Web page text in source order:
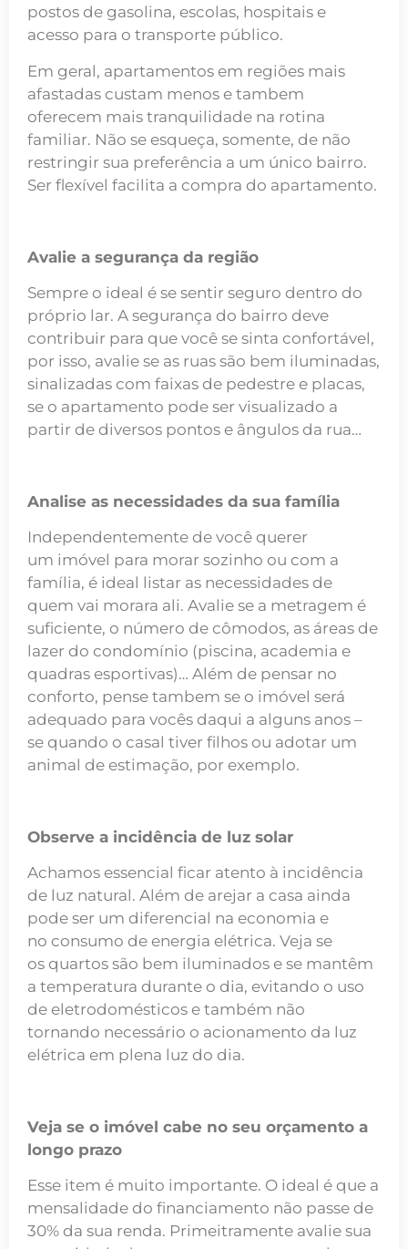
postos de gasolina, escolas, hospitais e
acesso para o transporte público.
Em geral, apartamentos em regiões mais
afastadas custam menos e tambem
oferecem mais tranquilidade na rotina
familiar. Não se esqueça, somente, de não
restringir sua preferência a um único bairro.
Ser flexível facilita a compra do apartamento.
Avalie a segurança da região
Sempre o ideal é se sentir seguro dentro do
próprio lar. A segurança do bairro deve
contribuir para que você se sinta confortável,
por isso, avalie se as ruas são bem iluminadas,
sinalizadas com faixas de pedestre e placas,
se o apartamento pode ser visualizado a
partir de diversos pontos e ângulos da rua…
Analise as necessidades da sua família
Independentemente de você querer
um imóvel para morar sozinho ou com a
família, é ideal listar as necessidades de
quem vai morara ali. Avalie se a metragem é
suficiente, o número de cômodos, as áreas de
lazer do condomínio (piscina, academia e
quadras esportivas)… Além de pensar no
conforto, pense tambem se o imóvel será
adequado para vocês daqui a alguns anos –
se quando o casal tiver filhos ou adotar um
animal de estimação, por exemplo.
Observe a incidência de luz solar
Achamos essencial ficar atento à incidência
de luz natural. Além de arejar a casa ainda
pode ser um diferencial na economia e
no consumo de energia elétrica. Veja se
os quartos são bem iluminados e se mantêm
a temperatura durante o dia, evitando o uso
de eletrodomésticos e também não
tornando necessário o acionamento da luz
elétrica em plena luz do dia.
Veja se o imóvel cabe no seu orçamento a
longo prazo
Esse item é muito importante. O ideal é que a
mensalidade do financiamento não passe de
30% da sua renda. Primeitramente avalie sua